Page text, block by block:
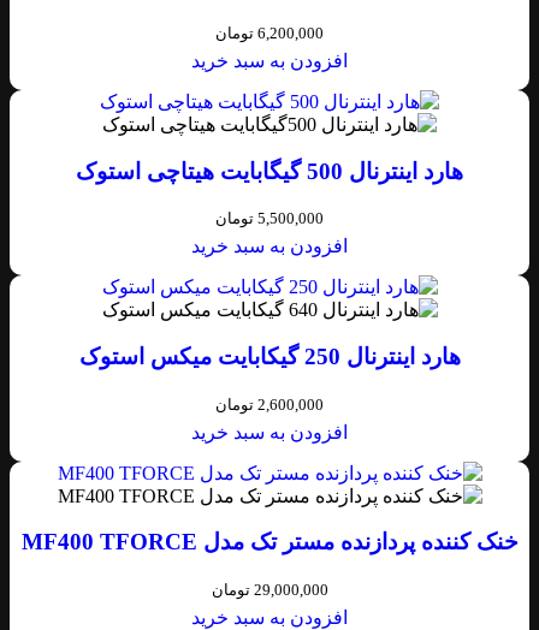
6,200,000 تومان
افزودن به سبد خرید
هارد اینترنال 500 گیگابایت هیتاچی استوک
5,500,000 تومان
افزودن به سبد خرید
هارد اینترنال 250 گیکابایت میکس استوک
2,600,000 تومان
افزودن به سبد خرید
خنک کننده پردازنده مستر تک مدل MF400 TFORCE
29,000,000 تومان
افزودن به سبد خرید